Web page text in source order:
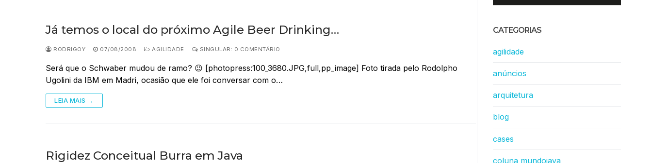
Já temos o local do próximo Agile Beer Drinking…
RODRIGOY 07/08/2008 AGILIDADE SINGULAR: 0 COMENTÁRIO
Será que o Schwaber mudou de ramo? 😉 [photopress:100_3680.JPG,full,pp_image] Foto tirada pelo Rodolpho
Ugolini da IBM em Madri, ocasião que ele foi conversar com o…
LEIA MAIS →
Rigidez Conceitual Burra em Java
CATEGORIAS
agilidade
anúncios
arquitetura
blog
cases
coluna mundojava